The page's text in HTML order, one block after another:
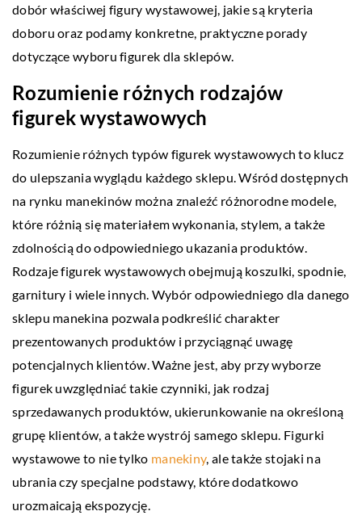
dobór właściwej figury wystawowej, jakie są kryteria
doboru oraz podamy konkretne, praktyczne porady
dotyczące wyboru figurek dla sklepów.
Rozumienie różnych rodzajów
figurek wystawowych
Rozumienie różnych typów figurek wystawowych to klucz
do ulepszania wyglądu każdego sklepu. Wśród dostępnych
na rynku manekinów można znaleźć różnorodne modele,
które różnią się materiałem wykonania, stylem, a także
zdolnością do odpowiedniego ukazania produktów.
Rodzaje figurek wystawowych obejmują koszulki, spodnie,
garnitury i wiele innych. Wybór odpowiedniego dla danego
sklepu manekina pozwala podkreślić charakter
prezentowanych produktów i przyciągnąć uwagę
potencjalnych klientów. Ważne jest, aby przy wyborze
figurek uwzględniać takie czynniki, jak rodzaj
sprzedawanych produktów, ukierunkowanie na określoną
grupę klientów, a także wystrój samego sklepu. Figurki
wystawowe to nie tylko manekiny, ale także stojaki na
ubrania czy specjalne podstawy, które dodatkowo
urozmaicają ekspozycję.